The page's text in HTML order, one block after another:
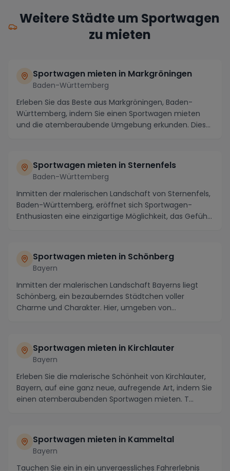
Weitere Städte um Sportwagen
zu mieten
Sportwagen mieten in Markgröningen
Baden-Württemberg
Erleben Sie das Beste aus Markgröningen, Baden-
Württemberg, indem Sie einen Sportwagen mieten
und die atemberaubende Umgebung erkunden. Diese
Sportwagen mieten in Sternenfels
Baden-Württemberg
Inmitten der malerischen Landschaft von Sternenfels,
Baden-Württemberg, eröffnet sich Sportwagen-
Enthusiasten eine einzigartige Möglichkeit, das Gefüh...
Sportwagen mieten in Schönberg
Bayern
Inmitten der malerischen Landschaft Bayerns liegt
Schönberg, ein bezauberndes Städtchen voller
Charme und Charakter. Hier, umgeben von
Sportwagen mieten in Kirchlauter
Bayern
Erleben Sie die malerische Schönheit von Kirchlauter,
Bayern, auf eine ganz neue, aufregende Art, indem Sie
einen atemberaubenden Sportwagen mieten. T...
Sportwagen mieten in Kammeltal
Bayern
Tauchen Sie ein in ein unvergessliches Fahrerlebnis